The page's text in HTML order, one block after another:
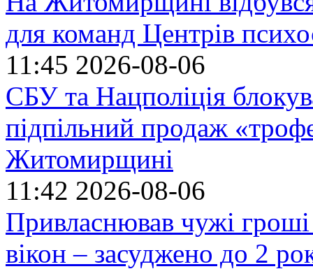
для команд Центрів
11:45 2026-08-06
СБУ та Нацполіція
підпільний продаж
Житомирщині
11:42 2026-08-06
Привласнював чужі
вікон – засуджено до 2